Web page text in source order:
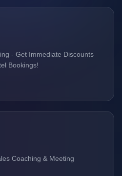
- Get Immediate Discounts
Bookings!
Coaching & Meeting